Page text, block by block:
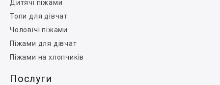
Дитячі піжами
Топи для дівчат
Чоловічі піжами
Піжами для дівчат
Піжами на хлопчиків
Послуги